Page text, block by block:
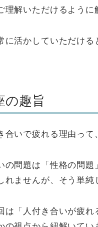
理解いただけるよう
に活かしていただける
の趣旨
合いで疲れる理由っ
の問題は「性格の問
れませんが、そう単
は「人付き合いが疲